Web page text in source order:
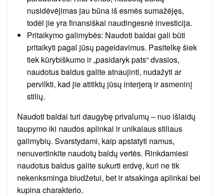
nusidėvėjimas jau būna iš esmės sumažėjęs,
todėl jie yra finansiškai naudingesnė investicija.
Pritaikymo galimybės: Naudoti baldai gali būti
pritaikyti pagal jūsų pageidavimus. Pasitelkę šiek
tiek kūrybiškumo ir „pasidaryk pats“ dvasios,
naudotus baldus galite atnaujinti, nudažyti ar
pervilkti, kad jie atitiktų jūsų interjerą ir asmeninį
stilių.
Naudoti baldai turi daugybę privalumų – nuo išlaidų
taupymo iki naudos aplinkai ir unikalaus stiliaus
galimybių. Svarstydami, kaip apstatyti namus,
nenuvertinkite naudotų baldų vertės. Rinkdamiesi
naudotus baldus galite sukurti erdvę, kuri ne tik
nekenksminga biudžetui, bet ir atsakinga aplinkai bei
kupina charakterio.